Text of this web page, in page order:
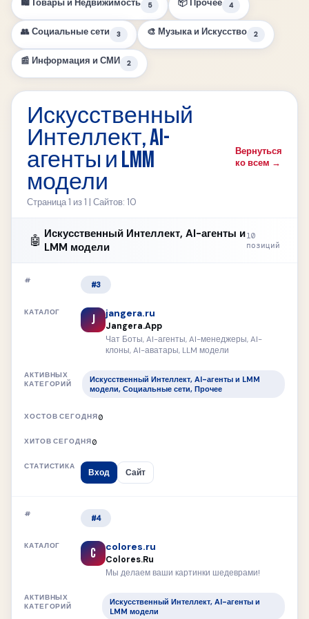
🛍 Товары и Недвижимость 5 📦 Прочее 4
👥 Социальные сети 3 🎨 Музыка и Искусство 2
📰 Информация и СМИ 2
Искусственный
Интеллект, AI-
агенты и LMM
модели
Страница 1 из 1 | Сайтов: 10
Вернуться
ко всем →
🤖 Искусственный Интеллект, AI-агенты и
LMM модели
10
позиций
#3
J jangera.ru
Jangera.App
Чат Боты, AI-агенты, AI-менеджеры, AI-
клоны, AI-аватары, LLM модели
Искусственный Интеллект, AI-агенты и LMM
модели, Социальные сети, Прочее
0
0
Вход Сайт
#4
C colores.ru
Colores.Ru
Мы делаем ваши картинки шедеврами!
Искусственный Интеллект, AI-агенты и
LMM модели